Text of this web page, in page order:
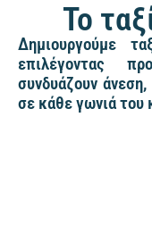
Το
Δημιουργούμε
επιλέγοντας
συνδυάζουν
σε κάθε γωνιά του